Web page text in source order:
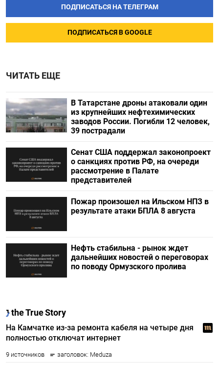
ПОДПИСАТЬСЯ НА ТЕЛЕГРАМ
ПОДПИСАТЬСЯ В GOOGLE
ЧИТАТЬ ЕЩЕ
В Татарстане дроны атаковали один
из крупнейших нефтехимических
заводов России. Погибли 12 человек,
39 пострадали
Сенат США поддержал законопроект
о санкциях против РФ, на очереди
рассмотрение в Палате
представителей
Пожар произошел на Ильском НПЗ в
результате атаки БПЛА 8 августа
Нефть стабильна - рынок ждет
дальнейших новостей о переговорах
по поводу Ормузского пролива